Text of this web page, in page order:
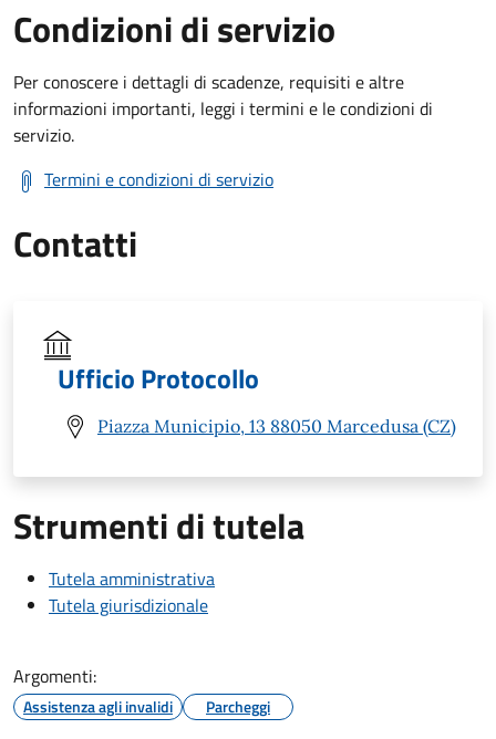
Condizioni di servizio
Per conoscere i dettagli di scadenze, requisiti e altre
informazioni importanti, leggi i termini e le condizioni di
servizio.
Termini e condizioni di servizio
Contatti
Ufficio Protocollo
Piazza Municipio, 13 88050 Marcedusa (CZ)
Strumenti di tutela
Tutela amministrativa
Tutela giurisdizionale
Argomenti:
Assistenza agli invalidi Parcheggi